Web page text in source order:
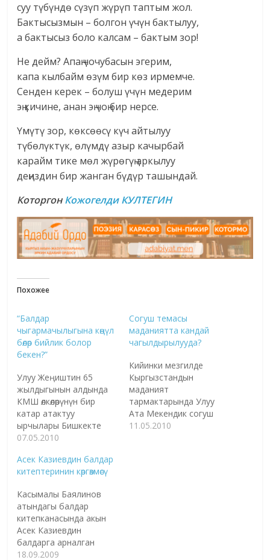
суу түбүндө сүзүп жүрүп таптым жол.
Бактысызмын – болгон үчүн бактылуу,
а бактысыз боло калсам – бактым зор!
Не дейм? Апаң чочубасын эгерим,
капа кылбайм өзүм бир көз ирмемче.
Сенден керек – болуш үчүн медерим
эң кичине, анан эң чоң бир нерсе.
Үмүтү зор, көксөөсү күч айтылуу
түбөлүктүк, өлүмдү азыр качырбай
карайм тике мөл жүрөгүң аркылуу
деңиздин бир жанган бүдүр ташындай.
Которгон Кожогелди КУЛТЕГИН
Похожее
“Балдар
чыгармачылыгына көңүл
бөлөр бийлик болор
бекен?”
Улуу Жеңиштин 65
жылдыгынын алдында
КМШ өлкөлөрүнүн бир
катар атактуу
ырчылары Бишкекте
жана Чүй аймагында
ырлардан турган
концерт коюшат.
балдардын эл аралык
бий сынагында жүргөн
“Шаттык” бий тобу
экинчи орунга жетишти.
Белгилүү кыргыз
07.05.2010
Согуш темасы
маданиятта кандай
чагылдырылууда?
Кийинки мезгилде
Кыргызстандын
маданият
тармактарында Улуу
Ата Мекендик согуш
темасы дээрлик
11.05.2010
Асек Казиевдин балдар
китептеринин көргөзмөсү
Касымалы Баялинов
атындагы балдар
китепканасында акын
Асек Казиевдин
балдарга арналган
жети китебинин
18.09.2009